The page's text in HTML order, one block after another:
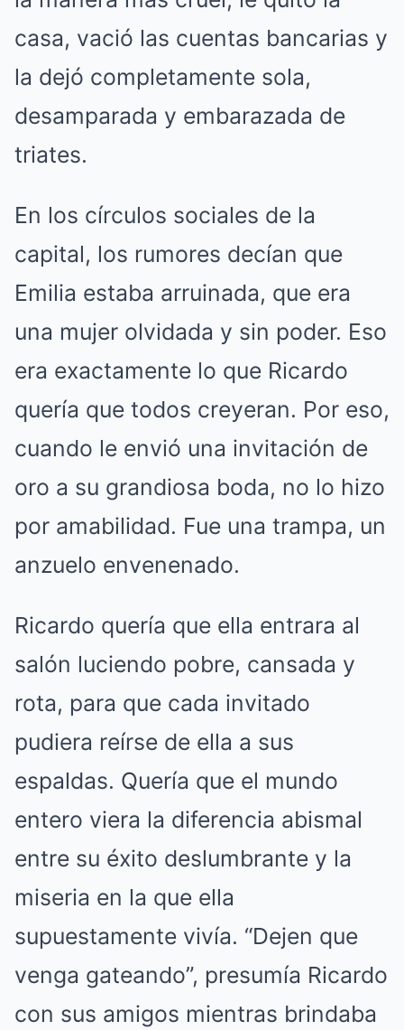
casa, vació las cuentas bancarias y
la dejó completamente sola,
desamparada y embarazada de
triates.
En los círculos sociales de la
capital, los rumores decían que
Emilia estaba arruinada, que era
una mujer olvidada y sin poder. Eso
era exactamente lo que Ricardo
quería que todos creyeran. Por eso,
cuando le envió una invitación de
oro a su grandiosa boda, no lo hizo
por amabilidad. Fue una trampa, un
anzuelo envenenado.
Ricardo quería que ella entrara al
salón luciendo pobre, cansada y
rota, para que cada invitado
pudiera reírse de ella a sus
espaldas. Quería que el mundo
entero viera la diferencia abismal
entre su éxito deslumbrante y la
miseria en la que ella
supuestamente vivía. “Dejen que
venga gateando”, presumía Ricardo
con sus amigos mientras brindaba